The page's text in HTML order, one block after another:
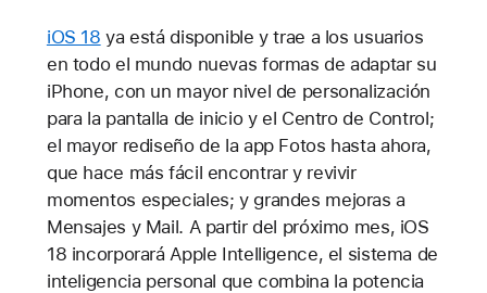
iOS 18 ya está disponible y trae a los usuarios
en todo el mundo nuevas formas de adaptar su
iPhone, con un mayor nivel de personalización
para la pantalla de inicio y el Centro de Control;
el mayor rediseño de la app Fotos hasta ahora,
que hace más fácil encontrar y revivir
momentos especiales; y grandes mejoras a
Mensajes y Mail. A partir del próximo mes, iOS
18 incorporará Apple Intelligence, el sistema de
inteligencia personal que combina la potencia